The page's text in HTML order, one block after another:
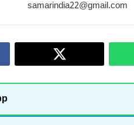
samarindia22@gmail.com